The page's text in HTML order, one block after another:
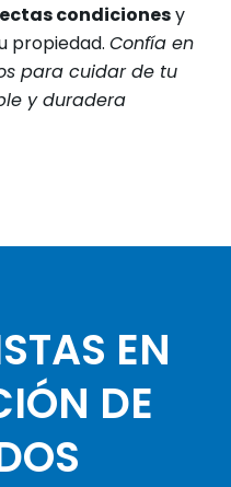
condicionesy
propiedad. Confía en
para cuidar de tu
y duradera
EN
DE